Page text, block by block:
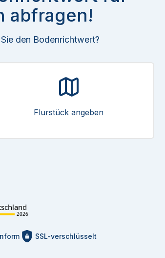
abfragen!
den Bodenrichtwert?
Flurstück angeben
2026
SSL-verschlüsselt